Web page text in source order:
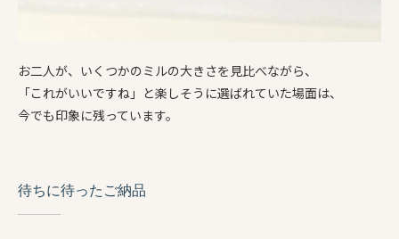
お二人が、いくつかのミルの大きさを見比べながら、
「これがいいですね」と楽しそうに選ばれていた場面は、
今でも印象に残っています。
待ちに待ったご納品